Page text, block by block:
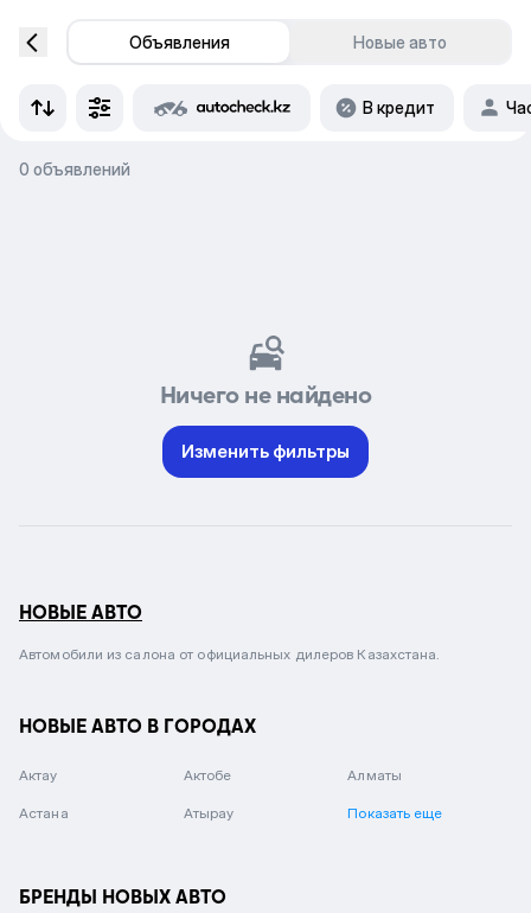
Объявления Новые авто
В кредит
0 объявлений
Ничего не найдено
Изменить фильтры
НОВЫЕ АВТО
Автомобили из салона от официальных дилеров Казахстана.
НОВЫЕ АВТО В ГОРОДАХ
Актау Актобе Алматы
Астана Атырау Показать еще
БРЕНДЫ НОВЫХ АВТО